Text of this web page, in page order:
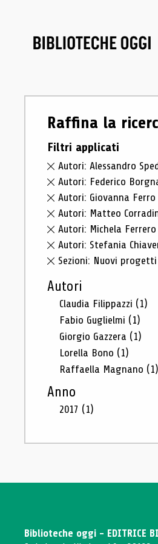
Raffina la
Filtri applicati
Autori: Alessandro
Autori: Federico
Autori: Giovanna Ferro
Autori: Matteo
Autori: Michela Ferrero
Autori: Stefania
Sezioni: Nuovi progetti
Autori
Claudia Filippazzi (1)
Fabio Guglielmi (1)
Giorgio Gazzera (1)
Lorella Bono (1)
Raffaella Magnano (1)
Anno
2017 (1)
Biblioteche oggi - EDITRICE